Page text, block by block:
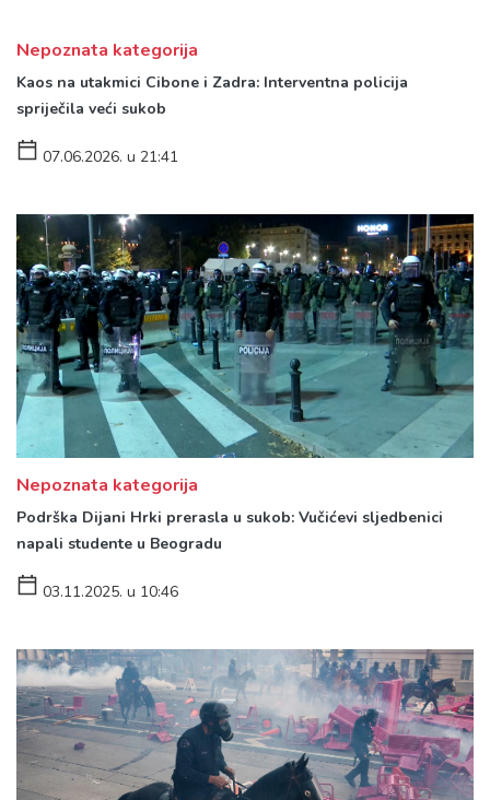
Nepoznata kategorija
Kaos na utakmici Cibone i Zadra: Interventna policija
spriječila veći sukob
07.06.2026. u 21:41
Nepoznata kategorija
Podrška Dijani Hrki prerasla u sukob: Vučićevi sljedbenici
napali studente u Beogradu
03.11.2025. u 10:46